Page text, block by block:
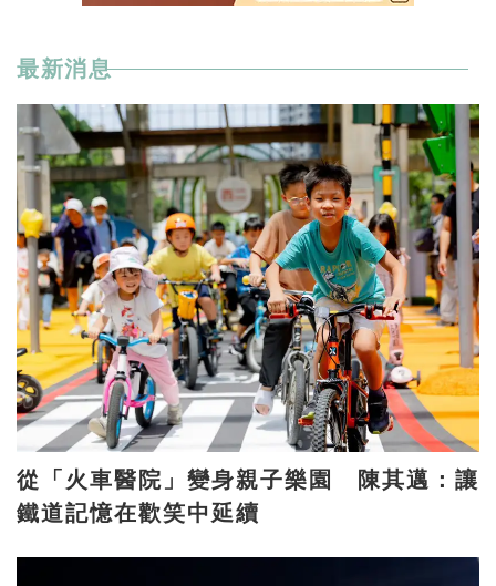
最新消息
從「火車醫院」變身親子樂園 陳其邁：讓
鐵道記憶在歡笑中延續